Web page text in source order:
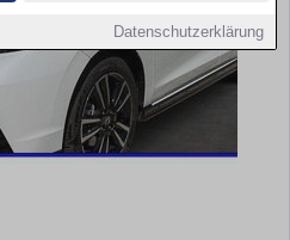
Datenschutzerklärung